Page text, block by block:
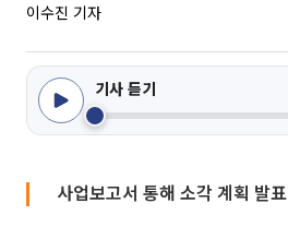
이수진 기자
기사 듣기
사업보고서 통해 소각 계획 발표